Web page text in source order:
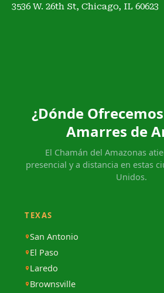
3536 W. 26th St, Chicago, IL 60623
¿Dónde
Amarres de
El Chamán del Amazonas
presencial y a distancia en estas
Unidos.
TEXAS
San Antonio
El Paso
Laredo
Brownsville